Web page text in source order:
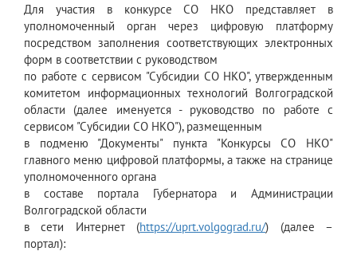
Для участия в конкурсе СО НКО представляет в
уполномоченный орган через цифровую платформу
посредством заполнения соответствующих электронных
форм в соответствии с руководством
по работе с сервисом "Субсидии СО НКО", утвержденным
комитетом информационных технологий Волгоградской
области (далее именуется - руководство по работе с
сервисом "Субсидии СО НКО"), размещенным
в подменю "Документы" пункта "Конкурсы СО НКО"
главного меню цифровой платформы, а также на странице
уполномоченного органа
в составе портала Губернатора и Администрации
Волгоградской области
в сети Интернет (https://uprt.volgograd.ru/) (далее –
портал):